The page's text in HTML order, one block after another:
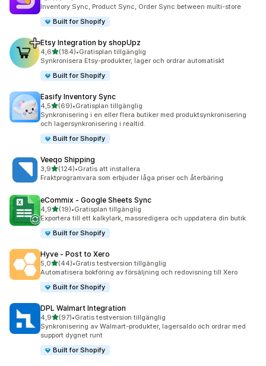
Inventory Sync, Product Sync, Order Sync between multi-store
Built for Shopify
Etsy Integration by shopUpz
4,6av 5 stjärnor
(184)
184 recensioner totalt
•Gratisplan tillgänglig
Synkronisera Etsy-produkter, lager och ordrar automatiskt
Built for Shopify
Easify Inventory Sync
4,5av 5 stjärnor
(69)
69 recensioner totalt
•Gratisplan tillgänglig
Synkronisering i en eller flera butiker med produktsynkronisering
och lagersynkronisering i realtid.
Built for Shopify
Veeqo Shipping
3,9av 5 stjärnor
(124)
124 recensioner totalt
•Gratis att installera
Fraktprogramvara som erbjuder låga priser och återbäring
eCommix ‑ Google Sheets Sync
4,9av 5 stjärnor
(19)
19 recensioner totalt
•Gratisplan tillgänglig
Exportera till ett kalkylark, massredigera och uppdatera din butik
Built for Shopify
Hyve ‑ Post to Xero
5,0av 5 stjärnor
(44)
44 recensioner totalt
•Gratis testversion tillgänglig
Automatisera bokföring av försäljning och redovisning till Xero
Built for Shopify
DPL Walmart Integration
4,9av 5 stjärnor
(97)
97 recensioner totalt
•Gratis testversion tillgänglig
Synkronisering av Walmart-produkter, lagersaldo och ordrar med
support dygnet runt
Built for Shopify